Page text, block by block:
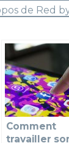
de Red
Comment
travailler